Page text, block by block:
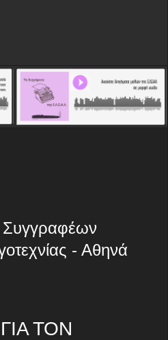
Συγγραφέων
- Αθηνά
ΤΟΝ